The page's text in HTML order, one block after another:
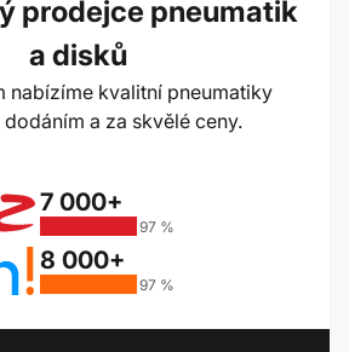
prodejce pneumatik
a disků
nabízíme kvalitní pneumatiky
a za skvělé ceny.
7 000+
97 %
8 000+
97 %